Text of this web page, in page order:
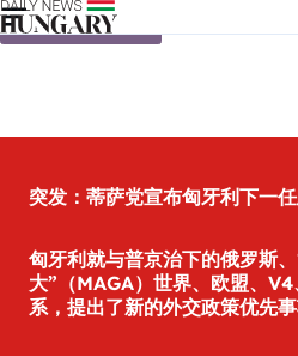
Skip to content
突发：蒂萨党宣布匈牙利下一
匈牙利就与普京治下的俄罗斯
大”（MAGA）世界、欧盟、
系，提出了新的外交政策优先